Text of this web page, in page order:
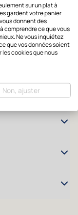
sur un plat à
gardent votre panier
donnent des
comprendre ce que vous
Ne vous inquiétez
que vos données soient
cookies que nous
Non, ajuster